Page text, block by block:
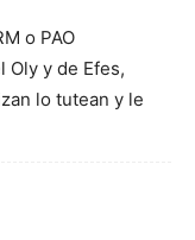
o PAO
Oly y de Efes,
lo tutean y le